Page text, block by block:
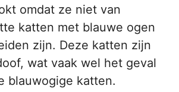
omdat ze niet van
katten met blauwe ogen
zijn. Deze katten zijn
wat vaak wel het geval
blauwogige katten.